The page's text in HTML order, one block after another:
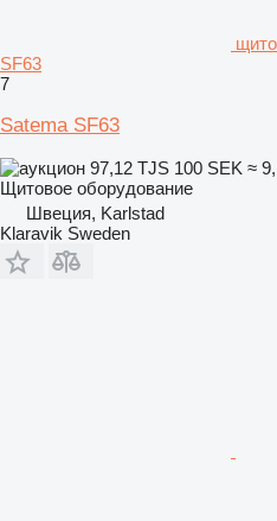
SF63
7
Satema SF63
97,12 TJS 100 SEK ≈
Щитовое оборудование
Швеция, Karlstad
Klaravik Sweden